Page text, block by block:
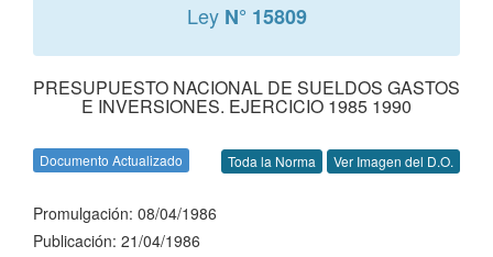
Ley N° 15809
PRESUPUESTO NACIONAL DE SUELDOS GASTOS
E INVERSIONES. EJERCICIO 1985 1990
Documento Actualizado Toda la Norma Ver Imagen del D.O.
Promulgación: 08/04/1986
Publicación: 21/04/1986